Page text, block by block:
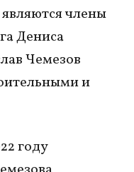
члены
Дениса
Чемезов
и
году